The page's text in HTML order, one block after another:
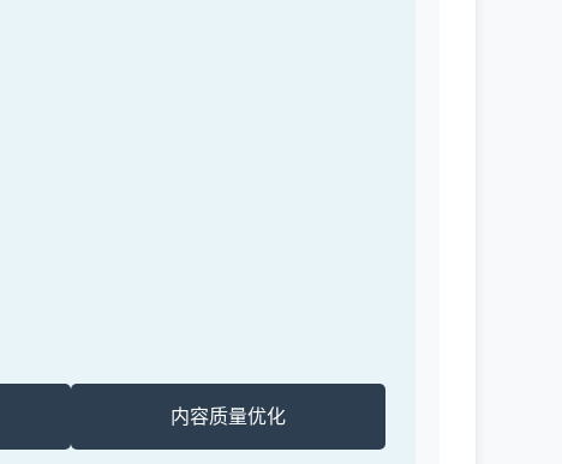
内容质量优化